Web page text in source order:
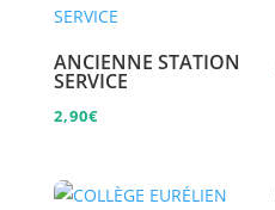
ANCIENNE STATION
SERVICE
2,90€